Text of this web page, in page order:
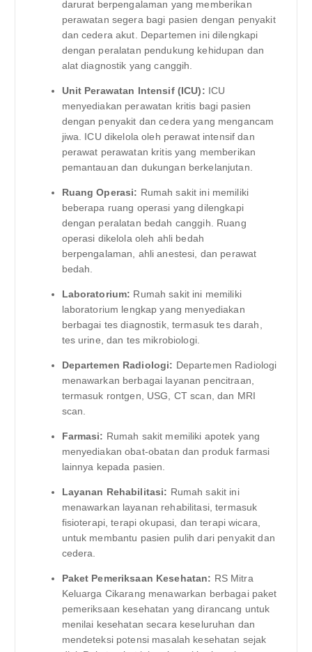
darurat berpengalaman yang memberikan
perawatan segera bagi pasien dengan penyakit
dan cedera akut. Departemen ini dilengkapi
dengan peralatan pendukung kehidupan dan
alat diagnostik yang canggih.
Unit Perawatan Intensif (ICU): ICU
menyediakan perawatan kritis bagi pasien
dengan penyakit dan cedera yang mengancam
jiwa. ICU dikelola oleh perawat intensif dan
perawat perawatan kritis yang memberikan
pemantauan dan dukungan berkelanjutan.
Ruang Operasi: Rumah sakit ini memiliki
beberapa ruang operasi yang dilengkapi
dengan peralatan bedah canggih. Ruang
operasi dikelola oleh ahli bedah
berpengalaman, ahli anestesi, dan perawat
bedah.
Laboratorium: Rumah sakit ini memiliki
laboratorium lengkap yang menyediakan
berbagai tes diagnostik, termasuk tes darah,
tes urine, dan tes mikrobiologi.
Departemen Radiologi: Departemen Radiologi
menawarkan berbagai layanan pencitraan,
termasuk rontgen, USG, CT scan, dan MRI
scan.
Farmasi: Rumah sakit memiliki apotek yang
menyediakan obat-obatan dan produk farmasi
lainnya kepada pasien.
Layanan Rehabilitasi: Rumah sakit ini
menawarkan layanan rehabilitasi, termasuk
fisioterapi, terapi okupasi, dan terapi wicara,
untuk membantu pasien pulih dari penyakit dan
cedera.
Paket Pemeriksaan Kesehatan: RS Mitra
Keluarga Cikarang menawarkan berbagai paket
pemeriksaan kesehatan yang dirancang untuk
menilai kesehatan secara keseluruhan dan
mendeteksi potensi masalah kesehatan sejak